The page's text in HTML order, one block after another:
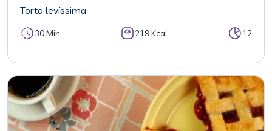
Torta levíssima
30 Min 219 Kcal 12